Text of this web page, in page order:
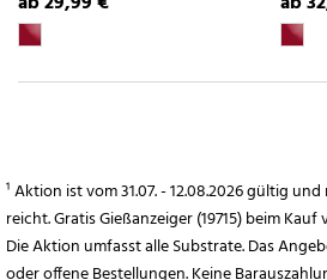
¹ Aktion ist vom 31.07. - 12.08.2026 gültig
reicht. Gratis Gießanzeiger (19715) beim
Die Aktion umfasst alle Substrate. Das